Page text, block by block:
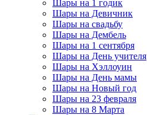
Шары на 1 годик
Шары на Девичник
Шары на свадьбу
Шары на Дембель
Шары на 1 сентября
Шары на День учителя
Шары на Хэллоуин
Шары на День мамы
Шары на Новый год
Шары на 23 февраля
Шары на 8 Марта